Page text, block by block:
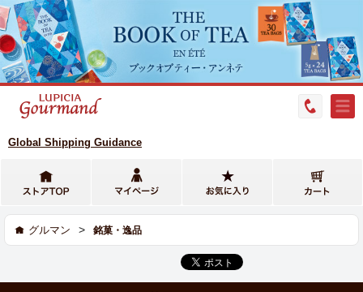
Global Shipping Guidance
グルマン > 銘菓・逸品